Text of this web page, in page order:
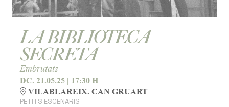
LA BIBLIOTECA
SECRETA
Embrutats
DC. 21.05.25 | 17:30 H
VILABLAREIX. CAN GRUART
PETITS ESCENARIS